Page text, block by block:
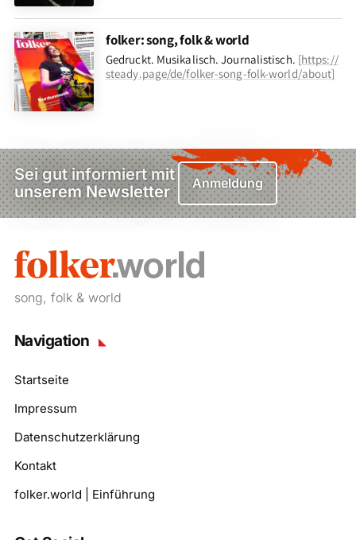
folker: song, folk & world
Gedruckt. Musikalisch. Journalistisch. [https://
steady.page/de/folker-song-folk-world/about]
Sei gut informiert mit
unserem Newsletter
Anmeldung
song, folk & world
Navigation
Startseite
Impressum
Datenschutzerklärung
Kontakt
folker.world | Einführung